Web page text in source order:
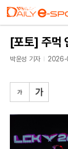
[포토] 주먹
박운성 기자